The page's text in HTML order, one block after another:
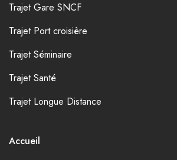
Trajet Gare SNCF
Trajet Port croisière
Trajet Séminaire
Trajet Santé
Trajet Longue Distance
Accueil